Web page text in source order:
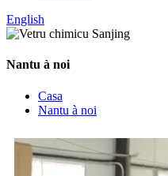
English
Nantu à noi
Casa
Nantu à noi